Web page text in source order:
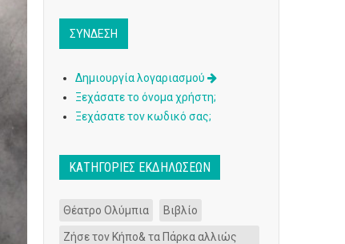
Δημιουργία λογαριασμού
Ξεχάσατε το όνομα χρήστη;
Ξεχάσατε τον κωδικό σας;
ΚΑΤΗΓΟΡΊΕΣ ΕΚΔΗΛΏΣΕΩΝ
Θέατρο Ολύμπια Βιβλίο
Ζήσε τον Κήπο& τα Πάρκα αλλιώς